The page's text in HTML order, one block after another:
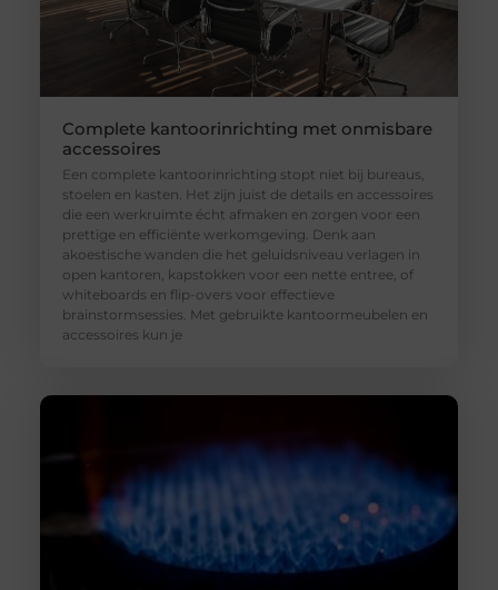
Complete kantoorinrichting met onmisbare
accessoires
Een complete kantoorinrichting stopt niet bij bureaus,
stoelen en kasten. Het zijn juist de details en accessoires
die een werkruimte écht afmaken en zorgen voor een
prettige en efficiënte werkomgeving. Denk aan
akoestische wanden die het geluidsniveau verlagen in
open kantoren, kapstokken voor een nette entree, of
whiteboards en flip-overs voor effectieve
brainstormsessies. Met gebruikte kantoormeubelen en
accessoires kun je